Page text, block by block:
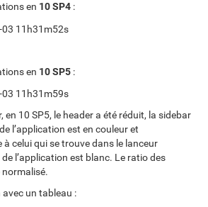
en 10 SP4 :
en 10 SP5 :
en 10 SP5, le header a été réduit, la sidebar
l’application est en couleur et
celui qui se trouve dans le lanceur
l’application est blanc. Le ratio des
avec un tableau :